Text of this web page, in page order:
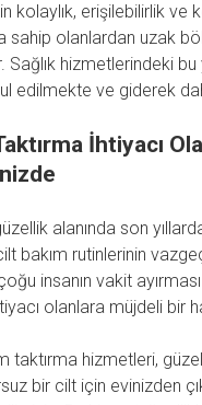
kolaylık, erişilebilirlik
sahip olanlardan uzak
Sağlık hizmetlerindeki
edilmekte ve giderek
İhtiyacı
alanında son
bakım rutinlerinin
insanın vakit
olanlara müjdeli bir
taktırma hizmetleri,
bir cilt için evinizden